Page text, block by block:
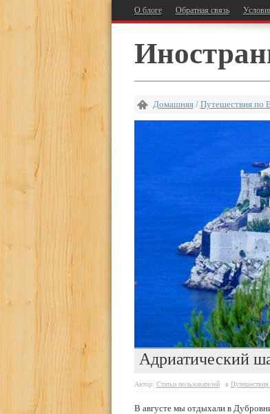
О блоге Обратная связь
Домашняя/ Путешествия по
Адриатический
Автор: Статьи пользователей в
В августе мы отдыхали в